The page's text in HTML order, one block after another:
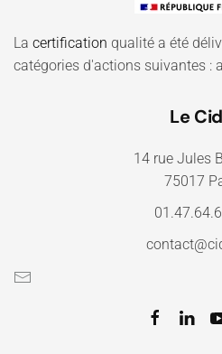
La certification qualité a été
catégories d'actions suivantes :
Le
14 rue Jules
75017